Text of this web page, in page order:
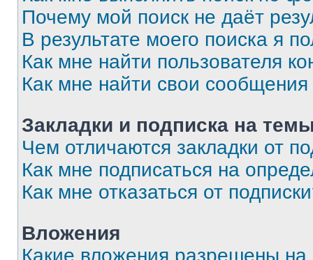
Почему мой поиск не даёт
В результате моего поиска я
Как мне найти пользователя
Как мне найти свои
Закладки и подписка на
Чем отличаются закладки от
Как мне подписаться на
Как мне отказаться от
Вложения
Какие вложения разрешены